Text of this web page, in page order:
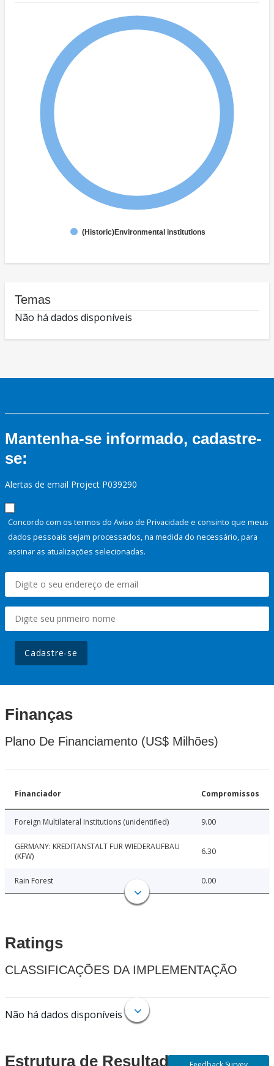
(Historic)Environmental institutions
Temas
Não há dados disponíveis
Mantenha-se informado, cadastre-
se:
Alertas de email Project P039290
Concordo com os termos do Aviso de Privacidade e consinto que meus
dados pessoais sejam processados, na medida do necessário, para
assinar as atualizações selecionadas.
Cadastre-se
Finanças
Plano De Financiamento (US$ Milhões)
Financiador Compromissos
Foreign Multilateral Institutions (unidentified) 9.00
GERMANY: KREDITANSTALT FUR WIEDERAUFBAU
(KFW)
6.30
Rain Forest 0.00
Ratings
CLASSIFICAÇÕES DA IMPLEMENTAÇÃO
Não há dados disponíveis
Estrutura de Resultados